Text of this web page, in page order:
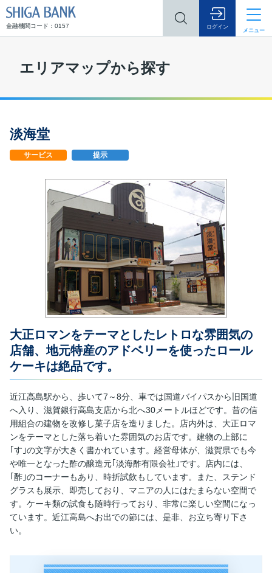
金融機関コード：0157 ログイン
メニュー
エリアマップから探す
淡海堂
サービス 提示
大正ロマンをテーマとしたレトロな雰囲気の
店舗、地元特産のアドベリーを使ったロール
ケーキは絶品です。
近江高島駅から、歩いて7～8分、車では国道バイパスから旧国道
へ入り、滋賀銀行高島支店から北へ30メートルほどです。昔の信
用組合の建物を改修し菓子店を造りました。店内外は、大正ロマ
ンをテーマとした落ち着いた雰囲気のお店です。建物の上部に
｢す｣の文字が大きく書かれています。経営母体が、滋賀県でも今
や唯一となった酢の醸造元｢淡海酢有限会社｣です。店内には、
｢酢｣のコーナーもあり、時折試飲もしています。また、ステンド
グラスも展示、即売しており、マニアの人にはたまらない空間で
す。ケーキ類の試食も随時行っており、非常に楽しい空間になっ
ています。近江高島へお出での節には、是非、お立ち寄り下さ
い。